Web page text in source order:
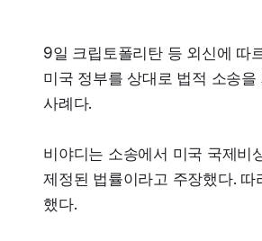
9일 크립토폴리탄 등 외신에 따
미국 정부를 상대로 법적 소송
사례다.
비야디는 소송에서 미국 국제비
제정된 법률이라고 주장했다.
했다.